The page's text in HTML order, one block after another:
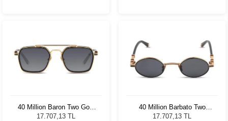
40 Million Baron Two Gold
Black 910
17.707,13 TL
40 Million Barbato Two
Gold Black 610
17.707,13 TL